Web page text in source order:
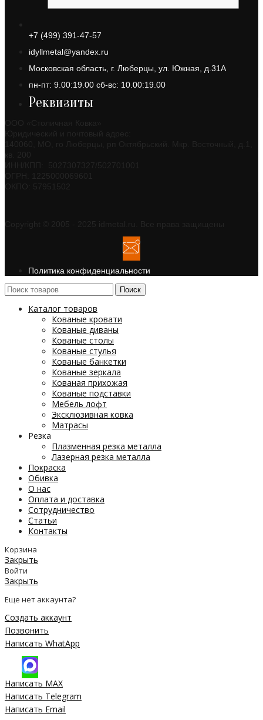
+7 (499) 391-47-57
idyllmetal@yandex.ru
Московская область, г. Люберцы, ул. Южная, д.31А
пн-пт: 9.00:19.00 сб-вс: 10.00:19.00
Реквизиты
Политика конфиденциальности
Поиск
Каталог товаров
Кованые кровати
Кованые диваны
Кованые столы
Кованые стулья
Кованые банкетки
Кованые зеркала
Кованая прихожая
Кованые подставки
Мебель лофт
Эксклюзивная ковка
Матрасы
Резка
Плазменная резка металла
Лазерная резка металла
Покраска
Обивка
О нас
Оплата и доставка
Сотрудничество
Статьи
Контакты
Корзина
Закрыть
Войти
Закрыть
Еще нет аккаунта?
Создать аккаунт
Позвонить
Написать WhatApp
Написать MAX
Написать Telegram
Написать Email